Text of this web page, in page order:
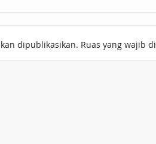
dipublikasikan. Ruas yang wajib